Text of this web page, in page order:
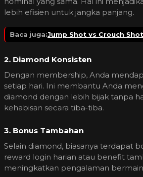
lebih efisien untuk jangka panjang.
Baca juga:
2. Diamond Konsisten
Dengan membership, Anda
setiap hari. Ini membantu Anda
diamond dengan lebih bijak tanpa
kehabisan secara tiba-tiba.
3. Bonus Tambahan
Selain diamond, biasanya terdapat
reward login harian atau benefit
meningkatkan pengalaman